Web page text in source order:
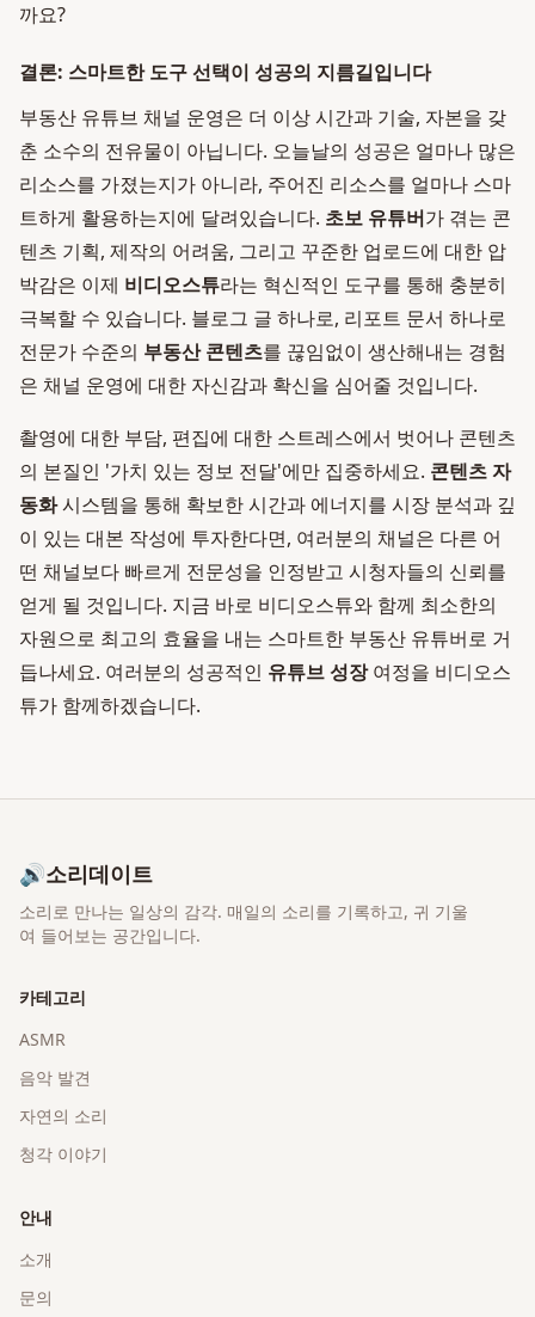
까요?
결론: 스마트한 도구 선택이 성공의 지름길입니다
부동산 유튜브 채널 운영은 더 이상 시간과 기술, 자본을 갖
춘 소수의 전유물이 아닙니다. 오늘날의 성공은 얼마나 많은
리소스를 가졌는지가 아니라, 주어진 리소스를 얼마나 스마
트하게 활용하는지에 달려있습니다. 초보 유튜버가 겪는 콘
텐츠 기획, 제작의 어려움, 그리고 꾸준한 업로드에 대한 압
박감은 이제 비디오스튜라는 혁신적인 도구를 통해 충분히
극복할 수 있습니다. 블로그 글 하나로, 리포트 문서 하나로
전문가 수준의 부동산 콘텐츠를 끊임없이 생산해내는 경험
은 채널 운영에 대한 자신감과 확신을 심어줄 것입니다.
촬영에 대한 부담, 편집에 대한 스트레스에서 벗어나 콘텐츠
의 본질인 '가치 있는 정보 전달'에만 집중하세요. 콘텐츠 자
동화시스템을 통해 확보한 시간과 에너지를 시장 분석과 깊
이 있는 대본 작성에 투자한다면, 여러분의 채널은 다른 어
떤 채널보다 빠르게 전문성을 인정받고 시청자들의 신뢰를
얻게 될 것입니다. 지금 바로 비디오스튜와 함께 최소한의
자원으로 최고의 효율을 내는 스마트한 부동산 유튜버로 거
듭나세요. 여러분의 성공적인 유튜브 성장여정을 비디오스
튜가 함께하겠습니다.
🔊소리데이트
소리로 만나는 일상의 감각. 매일의 소리를 기록하고, 귀 기울
여 들어보는 공간입니다.
카테고리
ASMR
음악 발견
자연의 소리
청각 이야기
안내
소개
문의